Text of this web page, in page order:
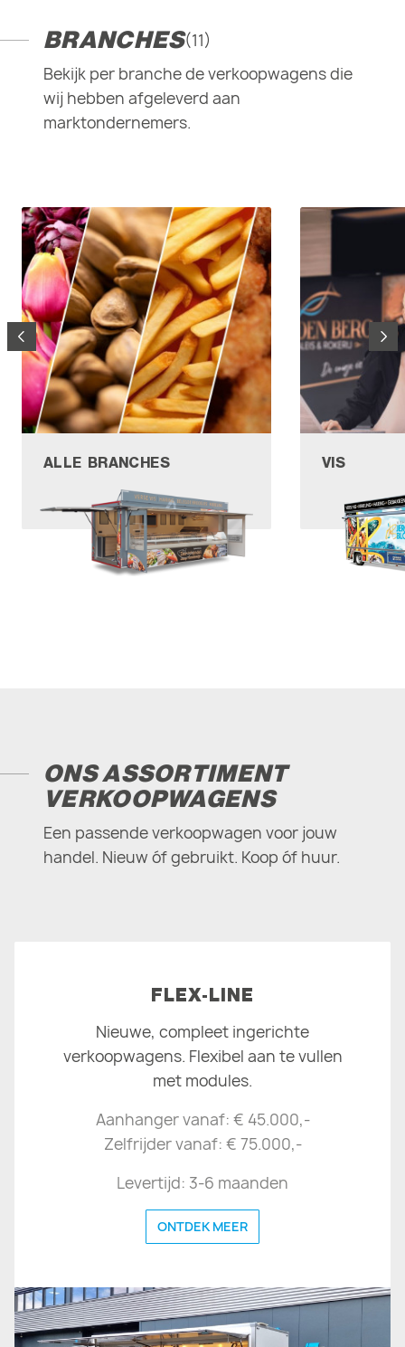
BRANCHES(11)
Bekijk per branche de verkoopwagens die
wij hebben afgeleverd aan
marktondernemers.
ALLE BRANCHES VIS
ONS ASSORTIMENT
VERKOOPWAGENS
Een passende verkoopwagen voor jouw
handel. Nieuw óf gebruikt. Koop óf huur.
FLEX-LINE
Nieuwe, compleet ingerichte
verkoopwagens. Flexibel aan te vullen
met modules.
Aanhanger vanaf: € 45.000,-
Zelfrijder vanaf: € 75.000,-
Levertijd: 3-6 maanden
ONTDEK MEER